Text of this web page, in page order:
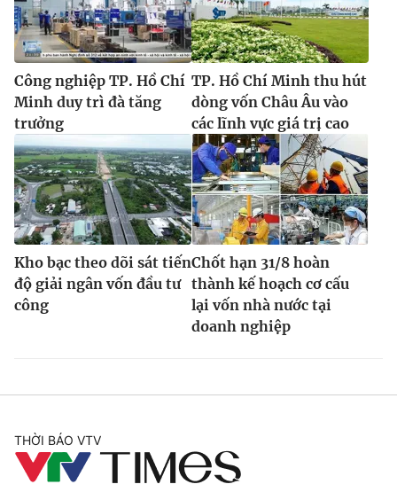
Công nghiệp TP. Hồ Chí
Minh duy trì đà tăng
trưởng
TP. Hồ Chí Minh thu hút
dòng vốn Châu Âu vào
các lĩnh vực giá trị cao
Kho bạc theo dõi sát tiến
độ giải ngân vốn đầu tư
công
Chốt hạn 31/8 hoàn
thành kế hoạch cơ cấu
lại vốn nhà nước tại
doanh nghiệp
THỜI BÁO VTV